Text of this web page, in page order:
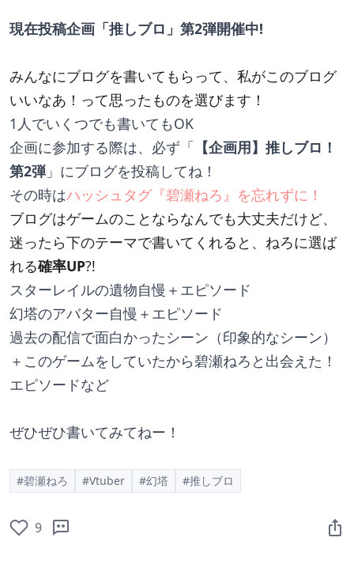
現在投稿企画「推しブロ」第2弾開催中!
みんなにブログを書いてもらって、私がこのブログ
いいなあ！って思ったものを選びます！
1人でいくつでも書いてもOK
企画に参加する際は、必ず「 【企画用】推しブロ！
第2弾」にブログを投稿してね！
その時はハッシュタグ『碧瀬ねろ』を忘れずに！
ブログはゲームのことならなんでも大丈夫だけど、
迷ったら下のテーマで書いてくれると、ねろに選ば
れる確率UP?!
スターレイルの遺物自慢＋エピソード
幻塔のアバター自慢＋エピソード
過去の配信で面白かったシーン（印象的なシーン）
＋このゲームをしていたから碧瀬ねろと出会えた！
エピソードなど
ぜひぜひ書いてみてねー！
#碧瀬ねろ #Vtuber #幻塔 #推しブロ
9